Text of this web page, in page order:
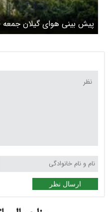
پیش بینی هوای گیلان جمعه 5 اردیبهشت 1404
ارسال نظر